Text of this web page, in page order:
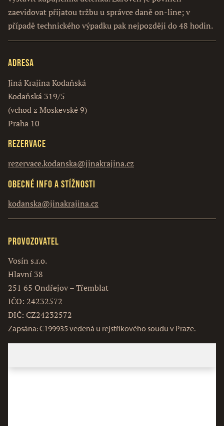
zaevidovat přijatou tržbu u správce daně on-line; v
případě technického výpadku pak nejpozději do 48 hodin.
Adresa
Jiná Krajina Kodaňská
Kodaňská 319/5
(vchod z Moskevské 9)
Praha 10
Rezervace
rezervace.kodanska@jinakrajina.cz
Obecné info a stížnosti
kodanska@jinakrajina.cz
Provozovatel
Vosín s.r.o.
Hlavní 38
251 65 Ondřejov – Třemblat
IČO: 24232572
DIČ: CZ24232572
Zapsána: C199935 vedená u rejstříkového soudu v Praze.